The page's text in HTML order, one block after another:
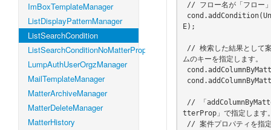
ImBoxTemplateManager
ListDisplayPatternManager
ListSearchCondition
ListSearchConditionNoMatterProperty
LumpAuthUserOrgzManager
MailTemplateManager
MatterArchiveManager
MatterDeleteManager
MatterHistory
E);
ムのキーを指定します。
tterProp」で指定します